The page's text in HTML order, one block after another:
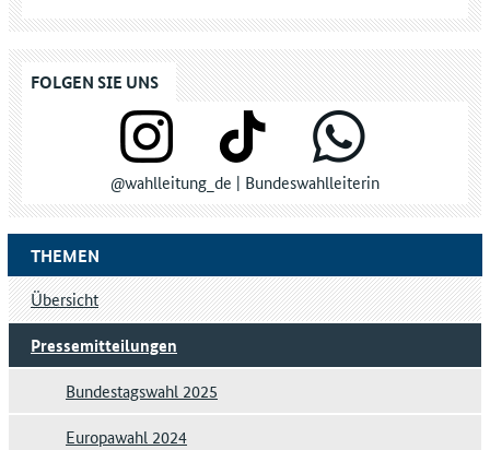
THEMEN
Übersicht
Pressemitteilungen
Bundestagswahl 2025
Europawahl 2024
FOLGEN SIE UNS
@wahlleitung_de | Bundeswahlleiterin